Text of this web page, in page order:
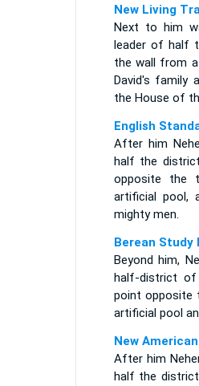
New Living
Next to him
leader of half
the wall from
David's family
the House of
English
After him
half the
opposite the
artificial pool,
mighty men.
Berean Study
Beyond him,
half-district of
point opposite
artificial pool
New
After him
half the